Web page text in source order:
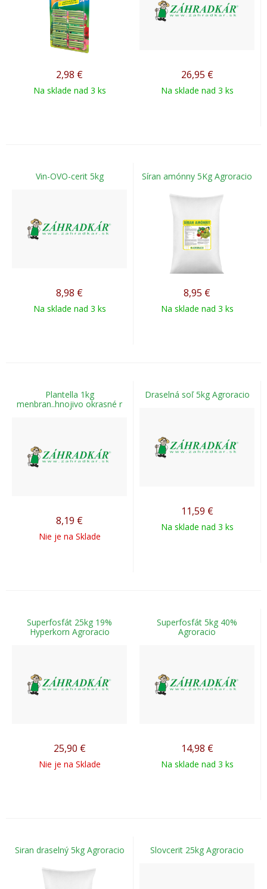
2,98 €
Na sklade nad 3 ks
26,95 €
Na sklade nad 3 ks
Vin-OVO-cerit 5kg
8,98 €
Na sklade nad 3 ks
Síran amónny 5Kg Agroracio
8,95 €
Na sklade nad 3 ks
Plantella 1kg
menbran..hnojivo okrasné r
8,19 €
Nie je na Sklade
Draselná soľ 5kg Agroracio
11,59 €
Na sklade nad 3 ks
Superfosfát 25kg 19%
Hyperkorn Agroracio
25,90 €
Nie je na Sklade
Superfosfát 5kg 40%
Agroracio
14,98 €
Na sklade nad 3 ks
Siran draselný 5kg Agroracio Slovcerit 25kg Agroracio